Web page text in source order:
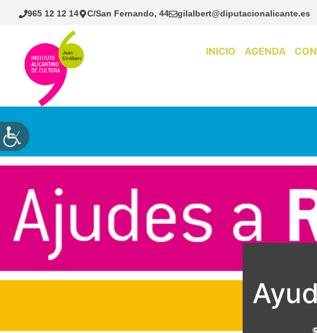
Saltar
965 12 12 14 C/San Fernando, 44 gilalbert@diputacionalicante.es
INICIO AGENDA